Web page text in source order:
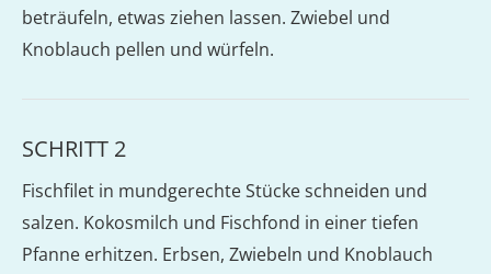
beträufeln, etwas ziehen lassen. Zwiebel und
Knoblauch pellen und würfeln.
SCHRITT 2
Fischfilet in mundgerechte Stücke schneiden und
salzen. Kokosmilch und Fischfond in einer tiefen
Pfanne erhitzen. Erbsen, Zwiebeln und Knoblauch